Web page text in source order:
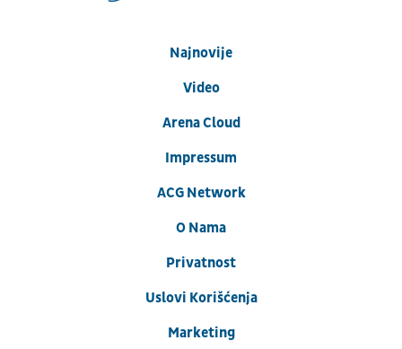
Najnovije
Video
Arena Cloud
Impressum
ACG Network
O Nama
Privatnost
Uslovi Korišćenja
Marketing